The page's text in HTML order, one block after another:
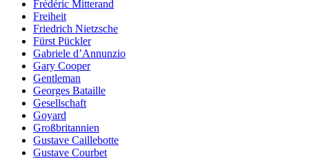
Frédéric Mitterand
Freiheit
Friedrich Nietzsche
Fürst Pückler
Gabriele d’Annunzio
Gary Cooper
Gentleman
Georges Bataille
Gesellschaft
Goyard
Großbritannien
Gustave Caillebotte
Gustave Courbet